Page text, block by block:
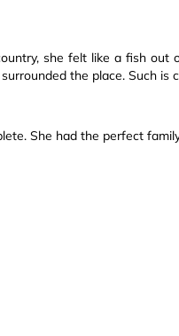
she felt like a fish out
the place. Such is
She had the perfect